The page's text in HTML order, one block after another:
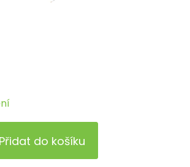
Přidat do košíku